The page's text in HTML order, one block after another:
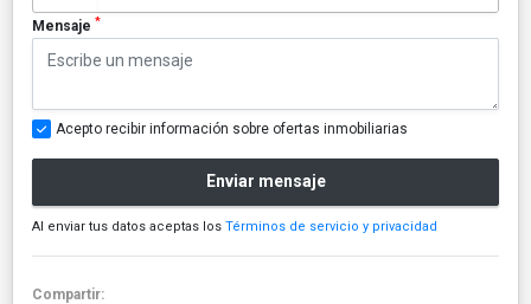
Mensaje *
Acepto recibir información sobre ofertas inmobiliarias
Enviar mensaje
Al enviar tus datos aceptas los Términos de servicio y privacidad
Compartir: